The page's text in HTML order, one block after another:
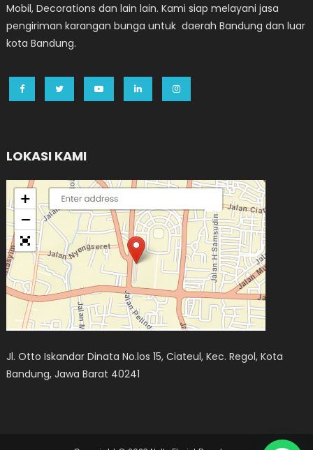
Mobil, Decorations dan lain lain. Kami siap melayani jasa
pengiriman karangan bunga untuk daerah Bandung dan luar
kota Bandung.
LOKASI KAMI
Jl. Otto Iskandar Dinata No.los 15, Ciateul, Kec. Regol, Kota
Bandung, Jawa Barat 40241